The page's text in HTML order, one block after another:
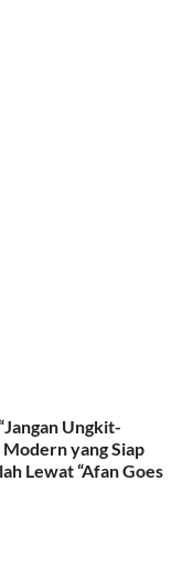
Ungkit-
yang Siap
Lewat “Afan Goes